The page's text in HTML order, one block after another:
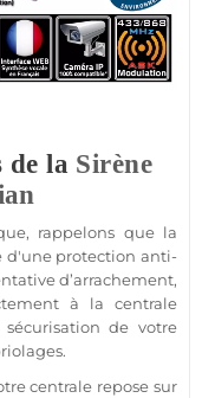
de la Sirène
rappelons que la
d'une protection anti-
d’arrachement,
à la centrale
de votre
centrale repose sur